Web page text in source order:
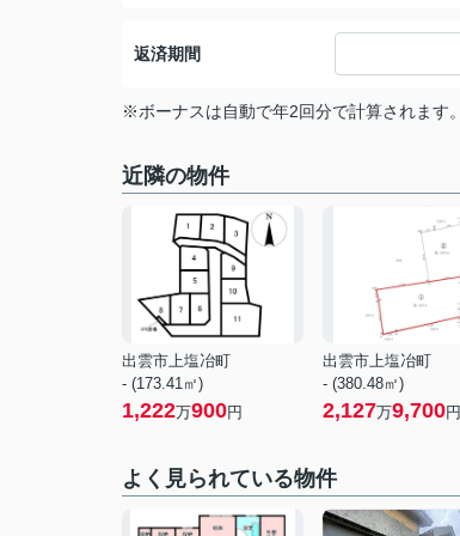
返済期間
※ボーナスは自動で年2回分で計算されます。
近隣の物件
出雲市上塩冶町
- (173.41㎡)
1,222万900円
出雲市上塩冶町
- (380.48㎡)
2,127万9,700円
よく見られている物件